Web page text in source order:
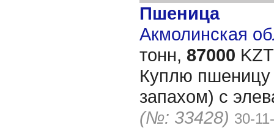
Пшеница
Акмолинская
тонн, 87000
Куплю пшеницу
запахом) с
(№: 33428) 30-